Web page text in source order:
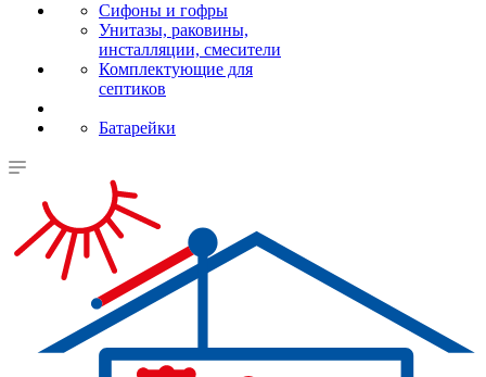
Сифоны и гофры
Унитазы, раковины,
инсталляции, смесители
Комплектующие для
септиков
Батарейки